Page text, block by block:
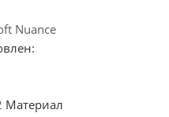
Nuance
Материал